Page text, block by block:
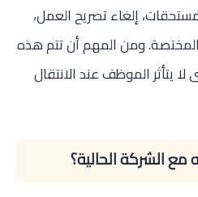
إلغاء تصريح العمل،
ومن المهم أن تتم هذه
يتأثر الموظف عند الانتقال
مع الشركة الحالية؟